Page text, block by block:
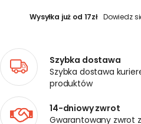
Wysyłka już od 17zł Dowiedz
Szybka dostawa
Szybka dostawa
produktów
14-dniowy zwrot
Gwarantowany zwrot